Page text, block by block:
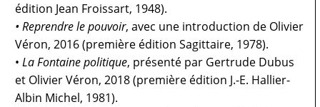
édition Jean Froissart, 1948).
•Reprendre le pouvoir, avec une introduction de Olivier
Véron, 2016 (première édition Sagittaire, 1978).
•La Fontaine politique, présenté par Gertrude Dubus
et Olivier Véron, 2018 (première édition J.-E. Hallier-
Albin Michel, 1981).